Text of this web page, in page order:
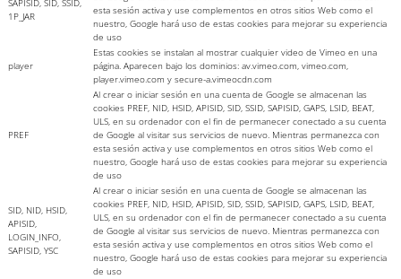
SAPISID, SID, SSID,
1P_JAR
esta sesión activa y use complementos en otros sitios Web como el
nuestro, Google hará uso de estas cookies para mejorar su experiencia
de uso
player
Estas cookies se instalan al mostrar cualquier video de Vimeo en una
página. Aparecen bajo los dominios: av.vimeo.com, vimeo.com,
player.vimeo.com y secure-a.vimeocdn.com
PREF
Al crear o iniciar sesión en una cuenta de Google se almacenan las
cookies PREF, NID, HSID, APISID, SID, SSID, SAPISID, GAPS, LSID, BEAT,
ULS, en su ordenador con el fin de permanecer conectado a su cuenta
de Google al visitar sus servicios de nuevo. Mientras permanezca con
esta sesión activa y use complementos en otros sitios Web como el
nuestro, Google hará uso de estas cookies para mejorar su experiencia
de uso
SID, NID, HSID,
APISID,
LOGIN_INFO,
SAPISID, YSC
Al crear o iniciar sesión en una cuenta de Google se almacenan las
cookies PREF, NID, HSID, APISID, SID, SSID, SAPISID, GAPS, LSID, BEAT,
ULS, en su ordenador con el fin de permanecer conectado a su cuenta
de Google al visitar sus servicios de nuevo. Mientras permanezca con
esta sesión activa y use complementos en otros sitios Web como el
nuestro, Google hará uso de estas cookies para mejorar su experiencia
de uso